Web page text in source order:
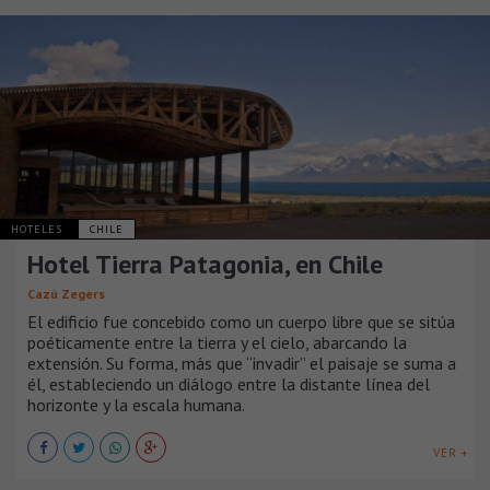
HOTELES CHILE
Hotel Tierra Patagonia, en Chile
Cazú Zegers
El edificio fue concebido como un cuerpo libre que se sitúa
poéticamente entre la tierra y el cielo, abarcando la
extensión. Su forma, más que “invadir” el paisaje se suma a
él, estableciendo un diálogo entre la distante línea del
horizonte y la escala humana.
VER +